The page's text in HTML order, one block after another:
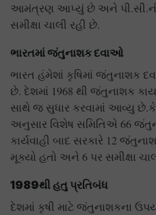
આમંત્રણ આપ્યું છે અને પી.સી.ની
સમીક્ષા ચાલી રહી છે.
ભારતમાં જંતુનાશક દવાઓ
ભારત હંમેશાં કૃષિમાં જંતુનાશક
છે. દેશમાં 1968 થી જંતુનાશક
સાથે જ સુધાર કરવામાં આવ્યુ
અનુસાર વિશેષ સમિતિએ 66
કાર્યવાહી બાદ સરકારે 12
મૂક્યો હતો અને 6 પર સમીક્ષા
1989થી હતુ પ્રતિબંધ
દેશમાં કૃષી માટે જંતુનાશકના